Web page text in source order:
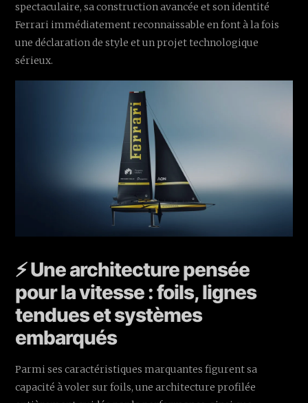
spectaculaire, sa construction avancée et son identité
Ferrari immédiatement reconnaissable en font à la fois
une déclaration de style et un projet technologique
sérieux.
⚡ Une architecture pensée
pour la vitesse : foils, lignes
tendues et systèmes
embarqués
Parmi ses caractéristiques marquantes figurent sa
capacité à voler sur foils, une architecture profilée